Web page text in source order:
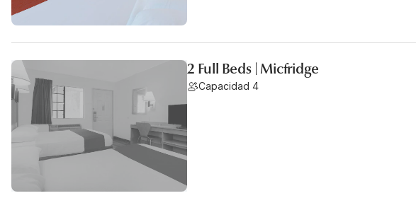
2 Full Beds | Micfridge
Capacidad 4